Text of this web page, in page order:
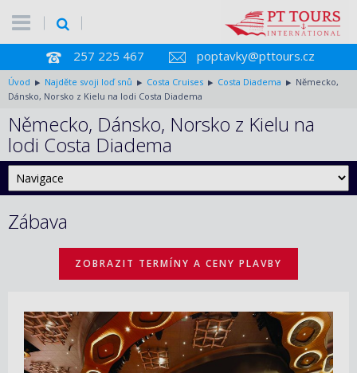
257 225 467 poptavky@pttours.cz
Úvod Najděte svoji loď snů Costa Cruises Costa Diadema
Německo,
Dánsko, Norsko z Kielu na lodi Costa Diadema
Německo, Dánsko, Norsko z Kielu na
lodi Costa Diadema
Zábava
ZOBRAZIT TERMÍNY A CENY PLAVBY